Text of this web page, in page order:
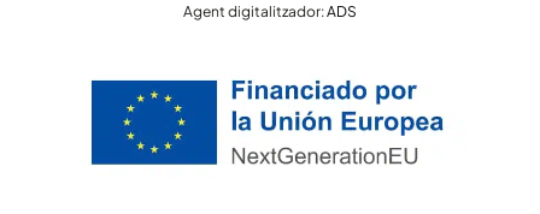
Agent digitalitzador:ADS